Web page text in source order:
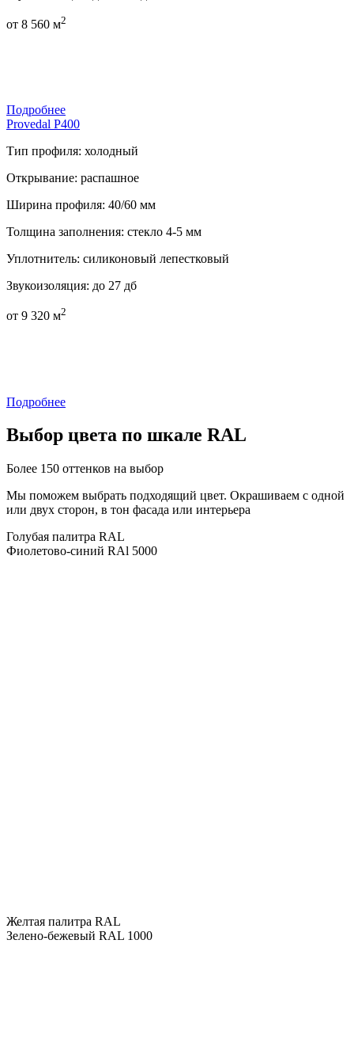
от 8 560 м2
Подробнее
Provedal P400
Тип профиля: холодный
Открывание: распашное
Ширина профиля: 40/60 мм
Толщина заполнения: стекло 4-5 мм
Уплотнитель: силиконовый лепестковый
Звукоизоляция: до 27 дб
от 9 320 м2
Подробнее
Выбор цвета по шкале RAL
Более 150 оттенков на выбор
Мы поможем выбрать подходящий цвет. Окрашиваем с одной
или двух сторон, в тон фасада или интерьера
Голубая палитра RAL
Фиолетово-синий RAl 5000
Желтая палитра RAL
Зелено-бежевый RAL 1000